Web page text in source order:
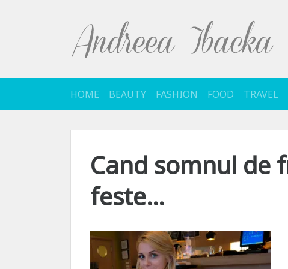
HOME BEAUTY FASHION FOOD TRAVEL
Cand somnul de
feste…